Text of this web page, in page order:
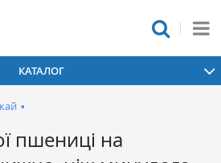
КАТАЛОГ
•
пшениці на